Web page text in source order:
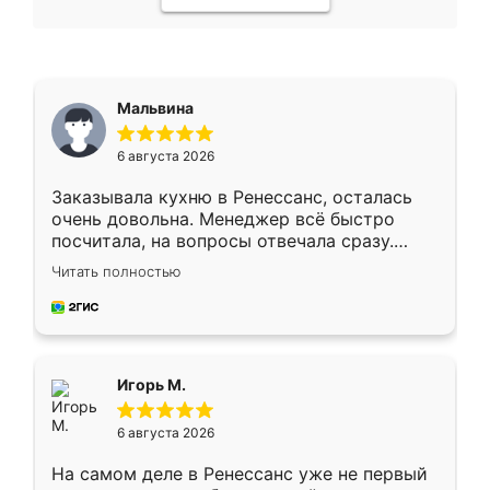
Мальвина
6 августа 2026
Заказывала кухню в Ренессанс, осталась
очень довольна. Менеджер всё быстро
посчитала, на вопросы отвечала сразу.
Замерщик приехал в субботу, подошёл к
делу со всей ответственностью. Собрали
за день, ребята работали аккуратно, даже
Читать полностью
Игорь М.
6 августа 2026
На самом деле в Ренессанс уже не первый